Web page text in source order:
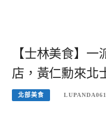
【士林美食】
店，黃仁勳來北
北部美食